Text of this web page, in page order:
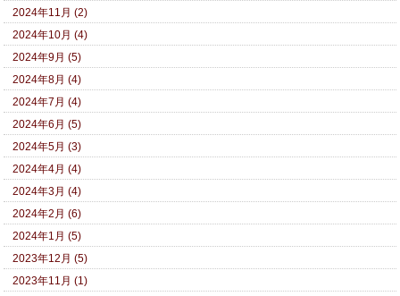
2024年11月 (2)
2024年10月 (4)
2024年9月 (5)
2024年8月 (4)
2024年7月 (4)
2024年6月 (5)
2024年5月 (3)
2024年4月 (4)
2024年3月 (4)
2024年2月 (6)
2024年1月 (5)
2023年12月 (5)
2023年11月 (1)